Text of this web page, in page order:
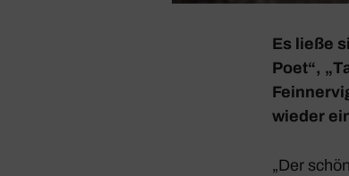
Es ließe
Poet“,
wieder
„Der